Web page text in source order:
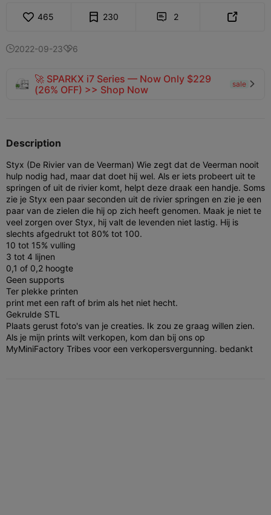
465 230  2 
2022-09-236
🚀 SPARKX i7 Series — Now Only $229
(26% OFF) >> Shop Now
sale 
Description
Styx (De Rivier van de Veerman) Wie zegt dat de Veerman nooit
hulp nodig had, maar dat doet hij wel. Als er iets probeert uit te
springen of uit de rivier komt, helpt deze draak een handje. Soms
zie je Styx een paar seconden uit de rivier springen en zie je een
paar van de zielen die hij op zich heeft genomen. Maak je niet te
veel zorgen over Styx, hij valt de levenden niet lastig. Hij is
slechts afgedrukt tot 80% tot 100.
10 tot 15% vulling
3 tot 4 lijnen
0,1 of 0,2 hoogte
Geen supports
Ter plekke printen
print met een raft of brim als het niet hecht.
Gekrulde STL
Plaats gerust foto's van je creaties. Ik zou ze graag willen zien.
Als je mijn prints wilt verkopen, kom dan bij ons op
MyMiniFactory Tribes voor een verkopersvergunning. bedankt